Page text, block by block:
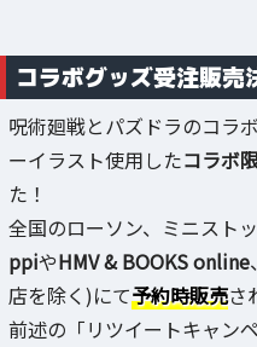
コラボグッズ受注販売
呪術廻戦とパズドラのコラ
ーイラスト使用したコラボ
た！
全国のローソン、ミニスト
ppiやHMV & BOOKS online、
店を除く)にて予約時販売さ
前述の「リツイートキャン